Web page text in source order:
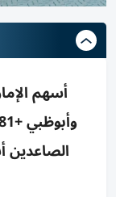
الصاعدين